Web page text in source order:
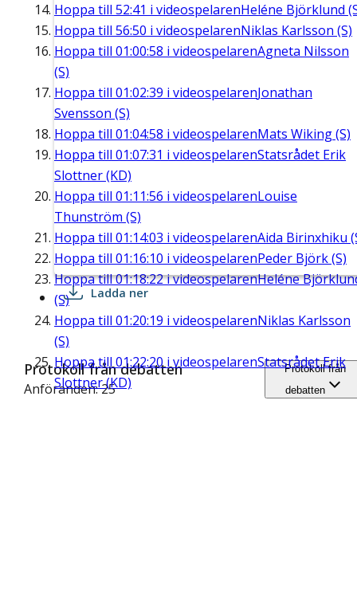
Hoppa till 52:41 i videospelarenHeléne Björklund
Hoppa till 56:50 i videospelarenNiklas Karlsson (S)
Hoppa till 01:00:58 i videospelarenAgneta Nilsson
(S)
Hoppa till 01:02:39 i videospelarenJonathan
Svensson (S)
Hoppa till 01:04:58 i videospelarenMats Wiking (S)
Hoppa till 01:07:31 i videospelarenStatsrådet Erik
Slottner (KD)
Hoppa till 01:11:56 i videospelarenLouise
Thunström (S)
Hoppa till 01:14:03 i videospelarenAida Birinxhiku
Hoppa till 01:16:10 i videospelarenPeder Björk (S)
Hoppa till01:18:22i videospelarenHeléne
(S)
Hoppa till 01:20:19 i videospelarenNiklas Karlsson
(S)
Hoppa till 01:22:20 i videospelarenStatsrådet Erik
Slottner (KD)
Ladda ner
Protokoll från debatten
Anföranden: 25
Protokoll från
debatten